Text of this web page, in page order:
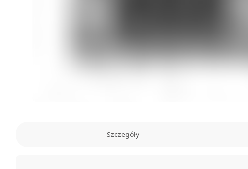
Szczegóły